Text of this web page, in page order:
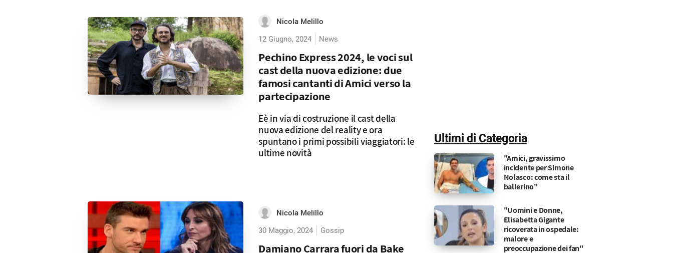
Nicola Melillo
12 Giugno, 2024
News
Pechino Express 2024, le voci sul
cast della nuova edizione: due
famosi cantanti di Amici verso la
partecipazione
Eè in via di costruzione il cast della
nuova edizione del reality e ora
spuntano i primi possibili viaggiatori: le
ultime novità
Nicola Melillo
30 Maggio, 2024
Gossip
Damiano Carrara fuori da Bake
Ultimi di Categoria
"Amici, gravissimo
incidente per Simone
Nolasco: come sta il
ballerino"
"Uomini e Donne,
Elisabetta Gigante
ricoverata in ospedale:
malore e
preoccupazione dei fan"